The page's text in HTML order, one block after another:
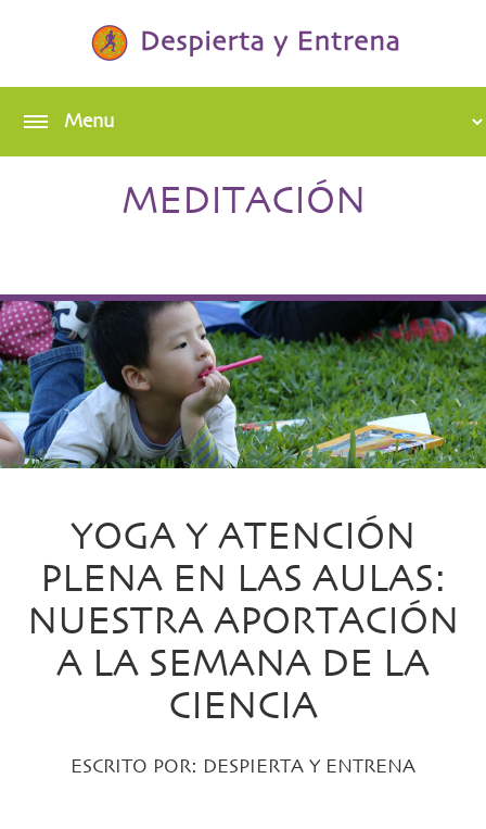
MEDITACIÓN
YOGA Y ATENCIÓN
PLENA EN LAS AULAS:
NUESTRA APORTACIÓN
A LA SEMANA DE LA
CIENCIA
ESCRITO POR: DESPIERTA Y ENTRENA